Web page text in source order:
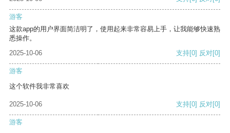
游客
这款app的用户界面简洁明了，使用起来非常容易上手，让我能够快速熟
悉操作。
2025-10-06
支持[0] 反对[0]
游客
这个软件我非常喜欢
2025-10-06 支持[0] 反对[0]
游客